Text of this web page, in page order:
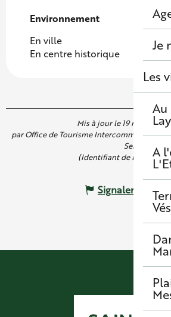
Je
Les
A
Environnement
Environnement
En ville
En centre historique
Mis à jour le 19 mai 2026 à
par Office de Tourisme Intercommunal de
Seine
(Identifiant de l'offre :
Signaler une